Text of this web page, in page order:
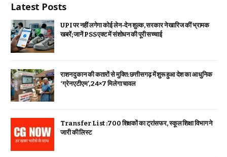
Latest Posts
UPI पर नहीं लगेगा कोई लेन-देन शुल्क, सरकार ने खारिज कीं भ्रामक
खबरें; जानें PSS एक्ट में संशोधन की पूरी सच्चाई
राशन दुकान की कतारों से मुक्ति: छत्तीसगढ़ में शुरू हुआ देश का आधुनिक
‘ग्रेन एटीएम’, 24×7 मिलेगा चावल
Transfer List :700 शिक्षकों का ट्रांसफर, स्कूल शिक्षा विभाग ने
जारी की लिस्ट